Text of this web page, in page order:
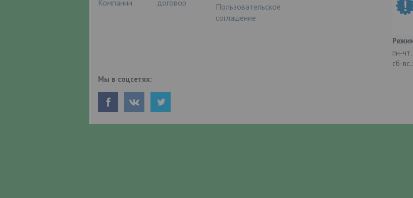
Компании
договор
Пользовательское
соглашение
пн-
сб-
Мы в соцсетях: